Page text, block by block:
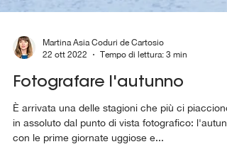
Martina Asia Coduri de Cartosio
Fotografare l'autunno